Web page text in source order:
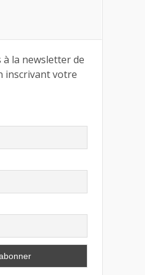
la newsletter de
inscrivant votre